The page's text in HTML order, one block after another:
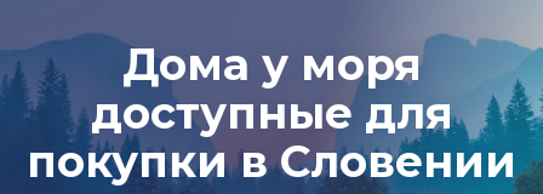
Недвижимость
Все объекты
Дома у моря
доступные для
покупки в Словении